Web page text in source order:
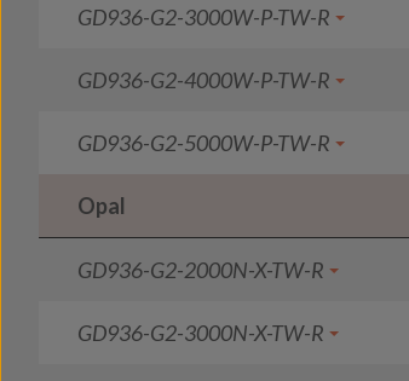
GD936-G2-3000W-P-TW-R
GD936-G2-4000W-P-TW-R
GD936-G2-5000W-P-TW-R
Opal
GD936-G2-2000N-X-TW-R
GD936-G2-3000N-X-TW-R